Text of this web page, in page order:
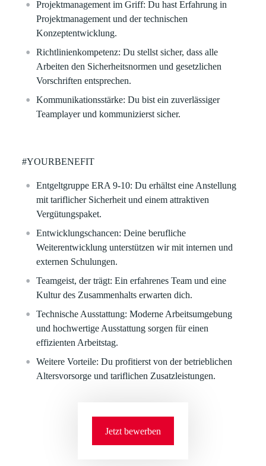
Projektmanagement im Griff: Du hast Erfahrung in
Projektmanagement und der technischen
Konzeptentwicklung.
Richtlinienkompetenz: Du stellst sicher, dass alle
Arbeiten den Sicherheitsnormen und gesetzlichen
Vorschriften entsprechen.
Kommunikationsstärke: Du bist ein zuverlässiger
Teamplayer und kommunizierst sicher.
#YOURBENEFIT
Entgeltgruppe ERA 9-10: Du erhältst eine Anstellung
mit tariflicher Sicherheit und einem attraktiven
Vergütungspaket.
Entwicklungschancen: Deine berufliche
Weiterentwicklung unterstützen wir mit internen und
externen Schulungen.
Teamgeist, der trägt: Ein erfahrenes Team und eine
Kultur des Zusammenhalts erwarten dich.
Technische Ausstattung: Moderne Arbeitsumgebung
und hochwertige Ausstattung sorgen für einen
effizienten Arbeitstag.
Weitere Vorteile: Du profitierst von der betrieblichen
Altersvorsorge und tariflichen Zusatzleistungen.
Jetzt bewerben